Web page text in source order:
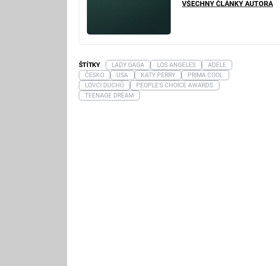
VŠECHNY ČLÁNKY AUTORA
ŠTÍTKY LADY GAGA LOS ANGELES
ADELE
ČESKO
USA KATY PERRY
PRIMA COOL
LOVCI DUCHŮ
PEOPLE'S CHOICE AWARDS
TEENAGE DREAM